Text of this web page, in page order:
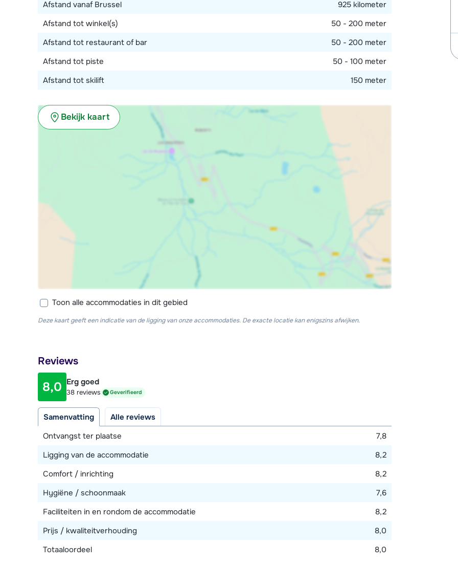
Afstand vanaf Brussel
925 kilometer
Afstand tot winkel(s)
50 - 200 meter
Afstand tot restaurant of bar
50 - 200 meter
Afstand tot piste
50 - 100 meter
Afstand tot skilift
150 meter
Bekijk kaart
Toon alle accommodaties in dit gebied
Deze kaart geeft een indicatie van de ligging van onze accommodaties. De exacte locatie kan enigszins afwijken.
Reviews
8,0 Erg goed
38 reviews Geverifieerd
Samenvatting
Alle reviews
Ontvangst ter plaatse
7,8
Ligging van de accommodatie
8,2
Comfort / inrichting
8,2
Hygiëne / schoonmaak
7,6
Faciliteiten in en rondom de accommodatie
8,2
Prijs / kwaliteitverhouding
8,0
Totaaloordeel
8,0